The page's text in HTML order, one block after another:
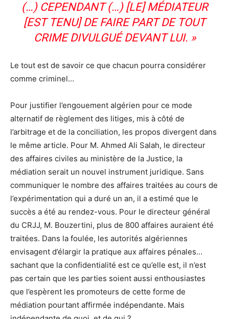
(…) CEPENDANT (…) [LE] MÉDIATEUR
[EST TENU] DE FAIRE PART DE TOUT
CRIME DIVULGUÉ DEVANT LUI. »
Le tout est de savoir ce que chacun pourra considérer
comme criminel…
Pour justifier l’engouement algérien pour ce mode
alternatif de règlement des litiges, mis à côté de
l’arbitrage et de la conciliation, les propos divergent dans
le même article. Pour M. Ahmed Ali Salah, le directeur
des affaires civiles au ministère de la Justice, la
médiation serait un nouvel instrument juridique. Sans
communiquer le nombre des affaires traitées au cours de
l’expérimentation qui a duré un an, il a estimé que le
succès a été au rendez-vous. Pour le directeur général
du CRJJ, M. Bouzertini, plus de 800 affaires auraient été
traitées. Dans la foulée, les autorités algériennes
envisagent d’élargir la pratique aux affaires pénales…
sachant que la confidentialité est ce qu’elle est, il n’est
pas certain que les parties soient aussi enthousiastes
que l’espèrent les promoteurs de cette forme de
médiation pourtant affirmée indépendante. Mais